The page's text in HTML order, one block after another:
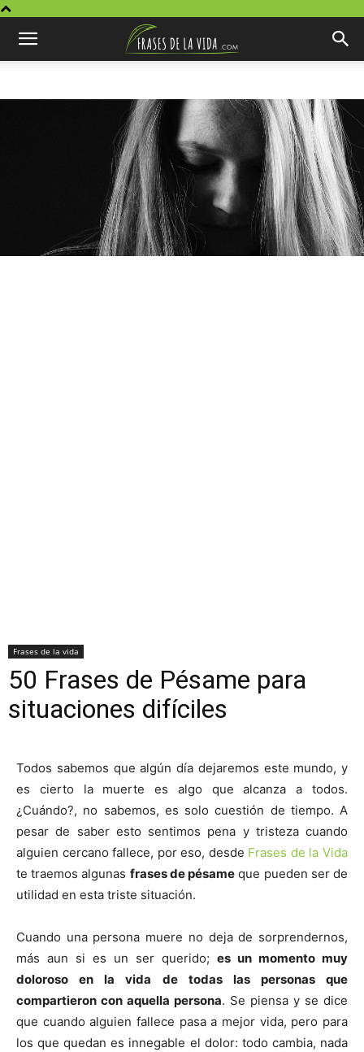
Frases de la vida
50 Frases de Pésame para
situaciones difíciles
Todos sabemos que algún día dejaremos este mundo, y
es cierto la muerte es algo que alcanza a todos.
¿Cuándo?, no sabemos, es solo cuestión de tiempo. A
pesar de saber esto sentimos pena y tristeza cuando
alguien cercano fallece, por eso, desde Frases de la Vida
te traemos algunas frases de pésame que pueden ser de
utilidad en esta triste situación.
Cuando una persona muere no deja de sorprendernos,
más aun si es un ser querido; es un momento muy
doloroso en la vida de todas las personas que
compartieron con aquella persona. Se piensa y se dice
que cuando alguien fallece pasa a mejor vida, pero para
los que quedan es innegable el dolor: todo cambia, nada